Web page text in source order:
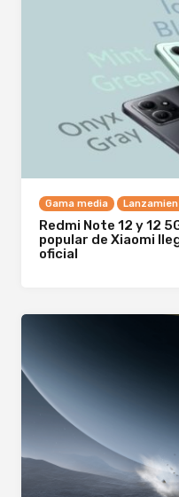
Gama media
Redmi Note 12 y 12
popular de Xiaomi
oficial